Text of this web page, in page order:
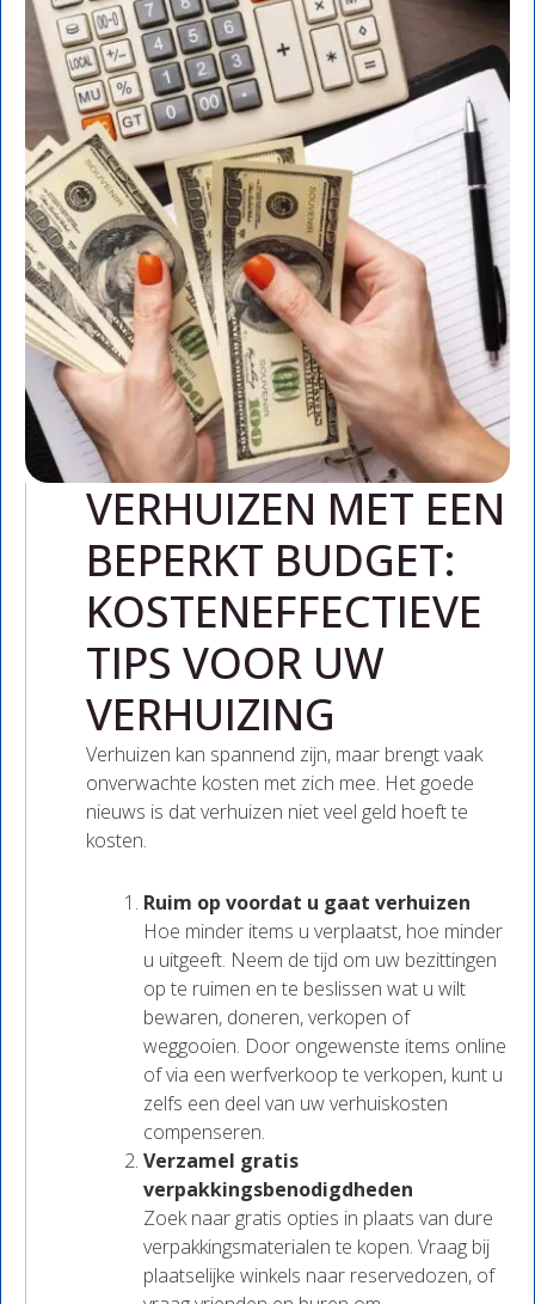
VERHUIZEN MET EEN
BEPERKT BUDGET:
KOSTENEFFECTIEVE
TIPS VOOR UW
VERHUIZING
Verhuizen kan spannend zijn, maar brengt vaak
onverwachte kosten met zich mee. Het goede
nieuws is dat verhuizen niet veel geld hoeft te
kosten.
Ruim op voordat u gaat verhuizen
Hoe minder items u verplaatst, hoe minder
u uitgeeft. Neem de tijd om uw bezittingen
op te ruimen en te beslissen wat u wilt
bewaren, doneren, verkopen of
weggooien. Door ongewenste items online
of via een werfverkoop te verkopen, kunt u
zelfs een deel van uw verhuiskosten
compenseren.
Verzamel gratis
verpakkingsbenodigdheden
Zoek naar gratis opties in plaats van dure
verpakkingsmaterialen te kopen. Vraag bij
plaatselijke winkels naar reservedozen, of